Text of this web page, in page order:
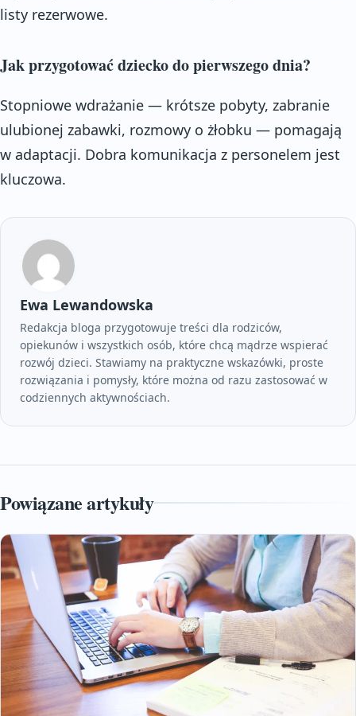
listy rezerwowe.
Jak przygotować dziecko do pierwszego dnia?
Stopniowe wdrażanie — krótsze pobyty, zabranie
ulubionej zabawki, rozmowy o żłobku — pomagają
w adaptacji. Dobra komunikacja z personelem jest
kluczowa.
Ewa Lewandowska
Redakcja bloga przygotowuje treści dla rodziców,
opiekunów i wszystkich osób, które chcą mądrze wspierać
rozwój dzieci. Stawiamy na praktyczne wskazówki, proste
rozwiązania i pomysły, które można od razu zastosować w
codziennych aktywnościach.
Powiązane artykuły